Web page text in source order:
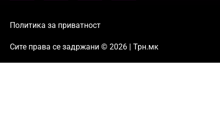
Политика за приватност
Сите права се задржани © 2026 | Трн.мк